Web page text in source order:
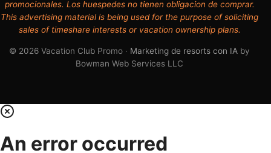
promocionales. Los huespedes no tienen obligacion de comprar.
This advertising material is being used for the purpose of soliciting
sales of timeshare interests or vacation ownership plans.
© 2026 Vacation Club Promo · Marketing de resorts con IA by
Bowman Web Services LLC